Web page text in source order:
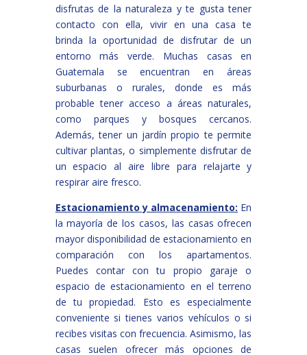
disfrutas de la naturaleza y te gusta tener
contacto con ella, vivir en una casa te
brinda la oportunidad de disfrutar de un
entorno más verde. Muchas casas en
Guatemala se encuentran en áreas
suburbanas o rurales, donde es más
probable tener acceso a áreas naturales,
como parques y bosques cercanos.
Además, tener un jardín propio te permite
cultivar plantas, o simplemente disfrutar de
un espacio al aire libre para relajarte y
respirar aire fresco.
Estacionamiento y almacenamiento: En
la mayoría de los casos, las casas ofrecen
mayor disponibilidad de estacionamiento en
comparación con los apartamentos.
Puedes contar con tu propio garaje o
espacio de estacionamiento en el terreno
de tu propiedad. Esto es especialmente
conveniente si tienes varios vehículos o si
recibes visitas con frecuencia. Asimismo, las
casas suelen ofrecer más opciones de